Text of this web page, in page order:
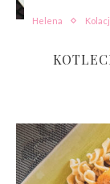
Helena